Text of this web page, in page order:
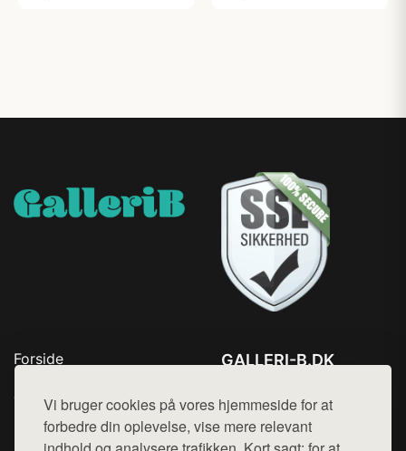
Vi bruger cookies på vores hjemmeside for at
forbedre din oplevelse, vise mere relevant
Forside
Top Rabatter
Blog
Kontakt
GALLERI-B.DK
Mail: hej@want.dk